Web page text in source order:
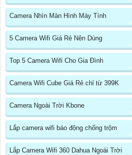
Camera Nhìn Màn Hình Máy Tính
5 Camera Wifi Giá Rẻ Nên Dùng
Top 5 Camera Wifi Cho Gia Đình
Camera Wifi Cube Giá Rẻ chỉ từ 399K
Camera Ngoài Trời Kbone
Lắp camera wifi báo động chống trộm
Lắp Camera Wifi 360 Dahua Ngoài Trời